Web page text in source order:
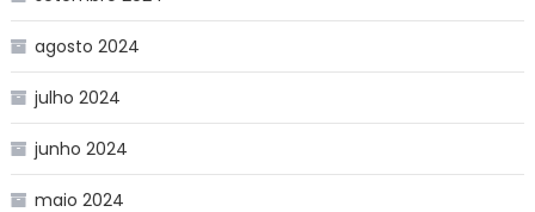
agosto 2024
julho 2024
junho 2024
maio 2024